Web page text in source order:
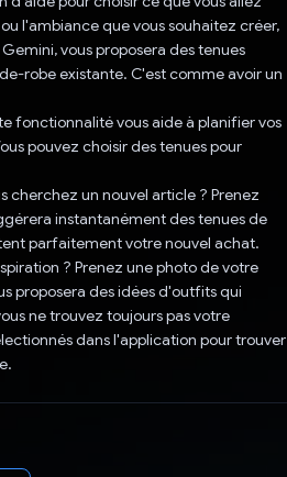
l'ambiance que vous souhaitez créer,
vous proposera des tenues
robe existante. C'est comme avoir un
fonctionnalité vous aide à planifier vos
pouvez choisir des tenues pour
cherchez un nouvel article ? Prenez
instantanément des tenues de
parfaitement votre nouvel achat.
? Prenez une photo de votre
proposera des idées d'outfits qui
ne trouvez toujours pas votre
dans l'application pour trouver